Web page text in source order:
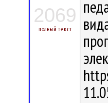
2069
полный текст